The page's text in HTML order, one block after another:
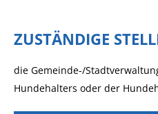
ZUSTÄNDIGE
die Gemeinde-/
Hundehalters oder der